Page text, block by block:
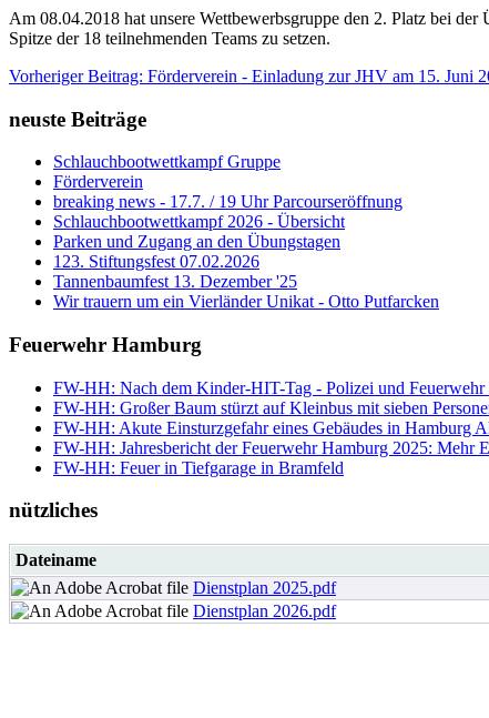
Am 08.04.2018 hat unsere Wettbewerbsgruppe den 2. Platz bei
Spitze der 18 teilnehmenden Teams zu setzen.
Vorheriger Beitrag: Förderverein - Einladung zur JHV am 15. Juni
neuste Beiträge
Schlauchbootwettkampf Gruppe
Förderverein
breaking news - 17.7. / 19 Uhr Parcourseröffnung
Schlauchbootwettkampf 2026 - Übersicht
Parken und Zugang an den Übungstagen
123. Stiftungsfest 07.02.2026
Tannenbaumfest 13. Dezember '25
Wir trauern um ein Vierländer Unikat - Otto Putfarcken
Feuerwehr Hamburg
FW-HH: Nach dem Kinder-HIT-Tag - Polizei und Feuerwehr
FW-HH: Großer Baum stürzt auf Kleinbus mit sieben
FW-HH: Akute Einsturzgefahr eines Gebäudes in Hamburg
FW-HH: Jahresbericht der Feuerwehr Hamburg 2025: Mehr
FW-HH: Feuer in Tiefgarage in Bramfeld
nützliches
Dateiname
Dienstplan 2025.pdf
Dienstplan 2026.pdf